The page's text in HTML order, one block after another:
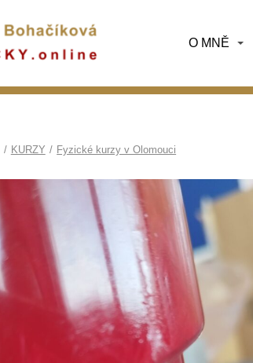
O MNĚ
/ KURZY / Fyzické kurzy v Olomouci